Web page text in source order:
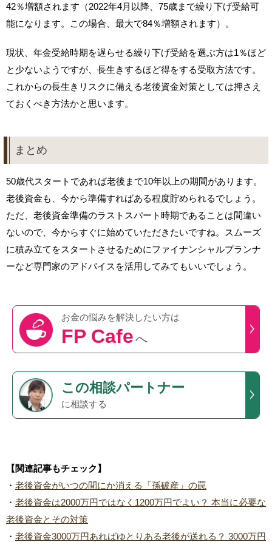
42％増額されます（2022年4月以降、75歳まで繰り下げ受給可
能になります。この場合、最大で84％増額されます）。
現状、年金受給時期を遅らせる繰り下げ受給を選ぶ方は1％ほど
と少ないようですが、長生きするほど得をする受取方法です。
これからの長生きリスクに備える老後資金対策としては押さえ
ておくべき方法かと思います。
まとめ
50歳代スタートであれば老後まで10年以上の期間があります。
老後資金も、今から準備すればある程度貯められるでしょう。
ただ、老後資金準備のラストスパート時期であることは間違い
ないので、今からすぐに始めていただきたいですね。スムーズ
に積み立てをスタートさせるためにファイナンシャルプランナ
ーなど専門家のアドバイスを活用してみてもいいでしょう。
お金の悩みを解決したい方は
FP Cafeへ
この相談パートナー
に相談する
【関連記事もチェック】
・ 老後資金がいつの間にか消える「孫破産」の罠
・ 老後資金は2000万円ではなく1200万円でよい？ 本当に必要な
老後資金とその対策
・ 老後資金3000万円あればゆとりある老後が送れる？ 3000万円